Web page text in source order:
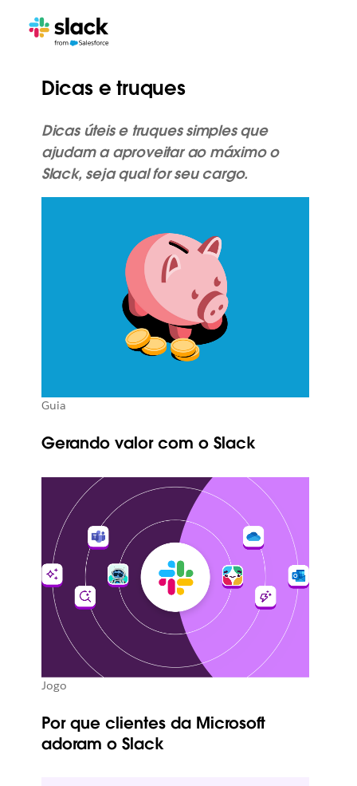
Dicas e truques
Dicas úteis e truques simples que
ajudam a aproveitar ao máximo o
Slack, seja qual for seu cargo.
Guia
Gerando valor com o Slack
Jogo
Por que clientes da Microsoft
adoram o Slack